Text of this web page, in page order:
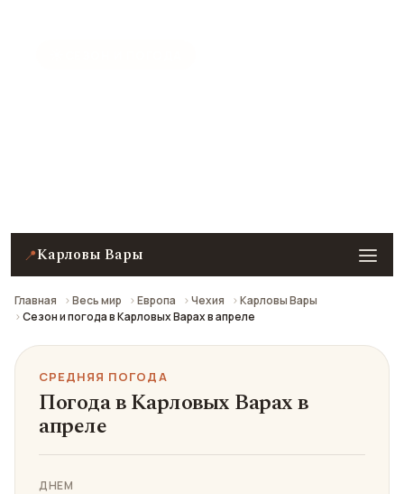
📍Карловы Вары
Главная Весь мир Европа Чехия
Карловы Вары
Сезон и погода в Карловых Варах в апреле
СРЕДНЯЯ ПОГОДА
Погода в Карловых Варах в
апреле
ДНЕМ